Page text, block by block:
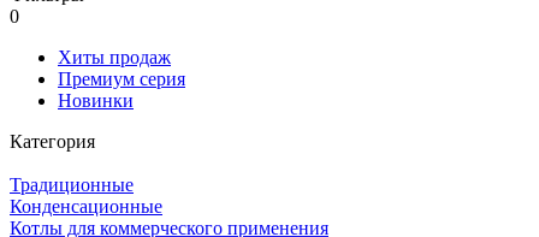
0
Хиты продаж
Премиум серия
Новинки
Категория
Традиционные
Конденсационные
Котлы для коммерческого применения